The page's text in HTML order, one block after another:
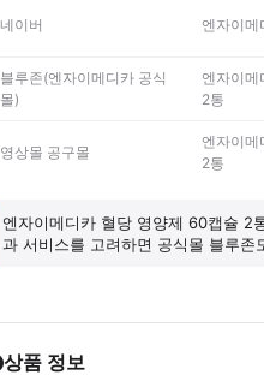
네이버 엔자이메
블루존(엔자이메디카 공식
몰)
엔자이메
2통
영상몰 공구몰
엔자이메
2통
엔자이메디카 혈당 영양제 60캡슐 2
과 서비스를 고려하면 공식몰 블루존
상품 정보